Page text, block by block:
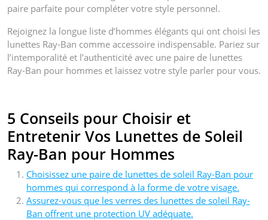
paire parfaite pour compléter votre style personnel.
Rejoignez la longue liste d’hommes élégants qui ont choisi les
lunettes Ray-Ban comme accessoire indispensable. Pariez sur
l’intemporalité et l’authenticité avec une paire de lunettes
Ray-Ban pour hommes et laissez votre style parler pour vous.
5 Conseils pour Choisir et
Entretenir Vos Lunettes de Soleil
Ray-Ban pour Hommes
Choisissez une paire de lunettes de soleil Ray-Ban pour
hommes qui correspond à la forme de votre visage.
Assurez-vous que les verres des lunettes de soleil Ray-
Ban offrent une protection UV adéquate.